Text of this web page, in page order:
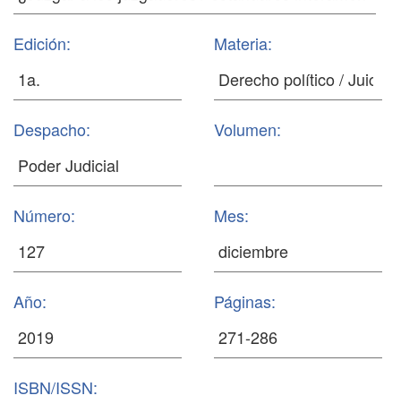
Edición: Materia:
Despacho: Volumen:
Número: Mes:
Año: Páginas:
ISBN/ISSN: